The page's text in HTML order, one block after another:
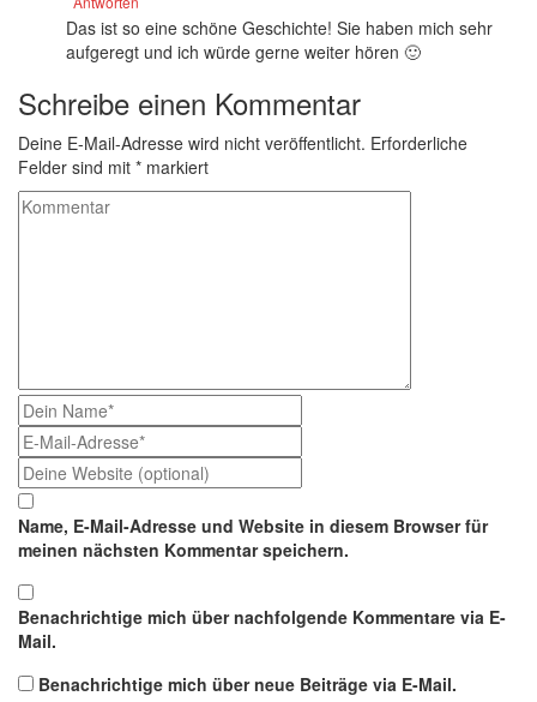
Das ist so eine schöne Geschichte! Sie haben mich sehr
aufgeregt und ich würde gerne weiter hören 🙂
Schreibe einen Kommentar
Deine E-Mail-Adresse wird nicht veröffentlicht. Erforderliche
Felder sind mit * markiert
Name, E-Mail-Adresse und Website in diesem Browser für
meinen nächsten Kommentar speichern.
Benachrichtige mich über nachfolgende Kommentare via E-
Mail.
Benachrichtige mich über neue Beiträge via E-Mail.